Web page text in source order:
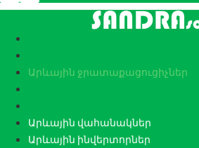
Արևային ջրատաքացուցիչներ
Արևային վահանակներ
Արևային ինվերտորներ